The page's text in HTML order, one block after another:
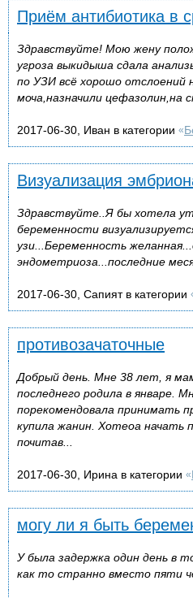
Приём антибиотика в
Здравствуйте! Мою жену
угроза выкидыша сдала
по УЗИ всё хорошо отслоений
моча,назначили цефазолин,на
2017-06-30, Иван в категории «
Визуализация
Здравствуйте..Я бы хотела
беременности
узи...Беременность
эндометриоза...последние
2017-06-30, Сапият в категории
противозачаточные
Добрый день. Мне 38 лет, я
последнего родила в январе.
порекомендовала принимать
купила жанин. Хотеоа начать
почитав...
2017-06-30, Ирина в категории «
могу ли я быть
У была задержка один день в
как то странно вместо пяти